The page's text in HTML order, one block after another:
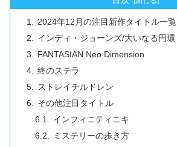
2024年12月の注目新作タイトル一覧
インディ・ジョーンズ/大いなる円環
FANTASIAN Neo Dimension
終のステラ
ストレイチルドレン
その他注目タイトル
インフィニティニキ
ミステリーの歩き方